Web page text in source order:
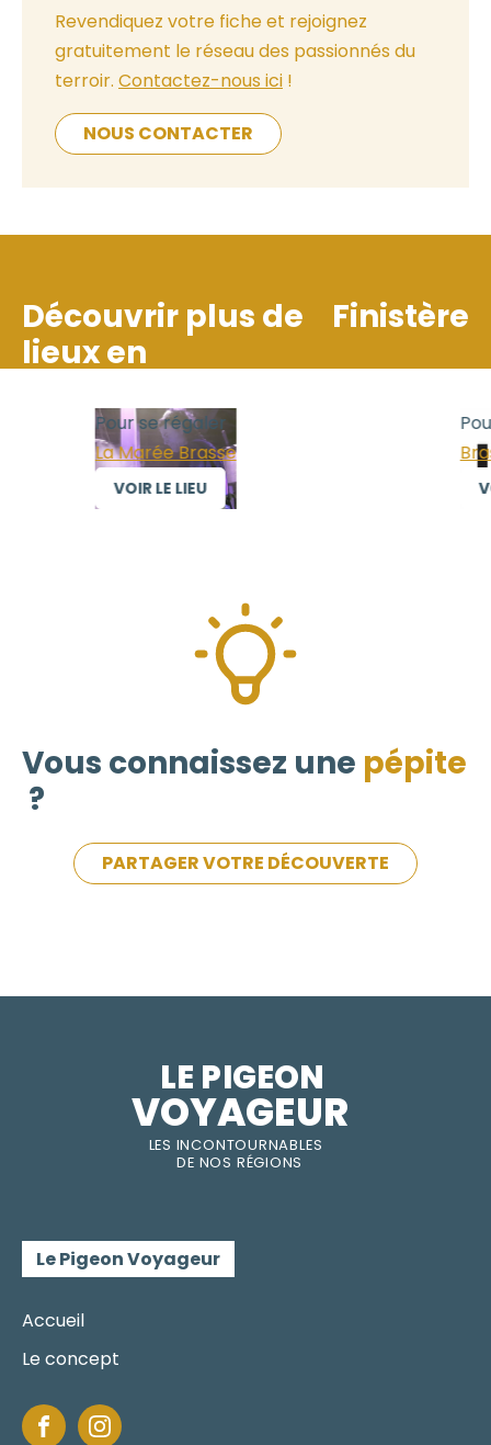
Revendiquez votre fiche et rejoignez
gratuitement le réseau des passionnés du
terroir. Contactez-nous ici !
NOUS CONTACTER
Découvrir plus de
lieux en
Finistère
Pour se régaler
La Marée Brasse
VOIR LE LIEU
Vous connaissez une pépite
?
PARTAGER VOTRE DÉCOUVERTE
LES INCONTOURNABLES
DE NOS RÉGIONS
LE PIGEON
VOYAGEUR
Le Pigeon Voyageur
Accueil
Le concept